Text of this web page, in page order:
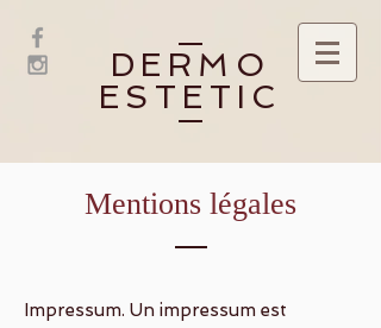
DERMO
ESTETIC
Mentions légales
Impressum. Un impressum est